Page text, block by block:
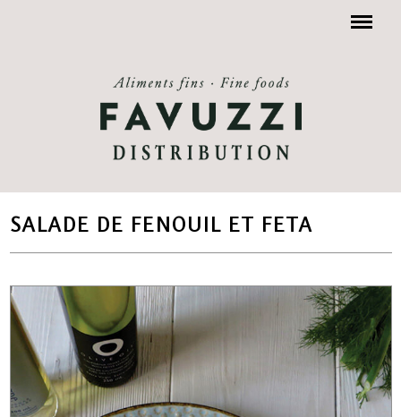
Menu
SALADE DE FENOUIL ET FETA